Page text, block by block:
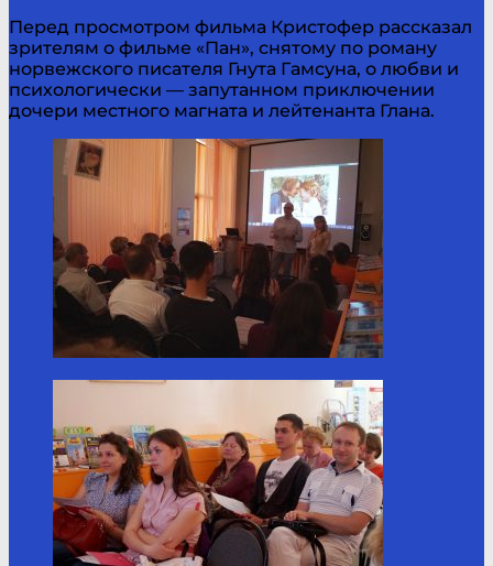
Перед просмотром фильма Кристофер рассказал
зрителям о фильме «Пан», снятому по роману
норвежского писателя Гнута Гамсуна, о любви и
психологически — запутанном приключении
дочери местного магната и лейтенанта Глана.